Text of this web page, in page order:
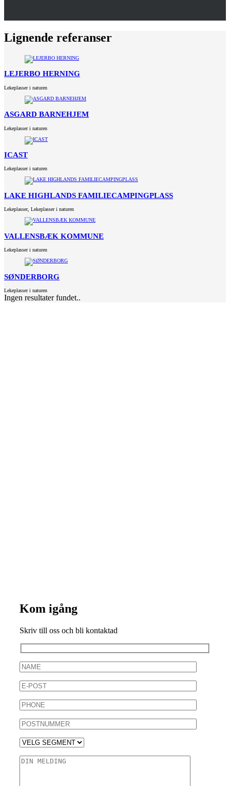
Lignende referanser
LEJERBO HERNING
Lekeplasser i naturen
ASGARD BARNEHJEM
Lekeplasser i naturen
ICAST
Lekeplasser i naturen
LAKE HIGHLANDS FAMILIECAMPINGPLASS
Lekeplasser, Lekeplasser i naturen
VALLENSBÆK KOMMUNE
Lekeplasser i naturen
SØNDERBORG
Lekeplasser i naturen
Ingen resultater fundet..
Kom igång
Skriv till oss och bli kontaktad